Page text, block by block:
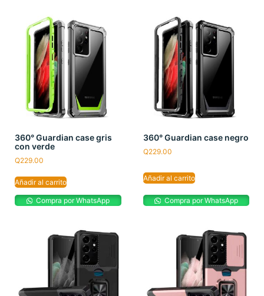
360° Guardian case gris
con verde
Q229.00
Añadir al carrito
Compra por WhatsApp
360° Guardian case negro
Q229.00
Añadir al carrito
Compra por WhatsApp